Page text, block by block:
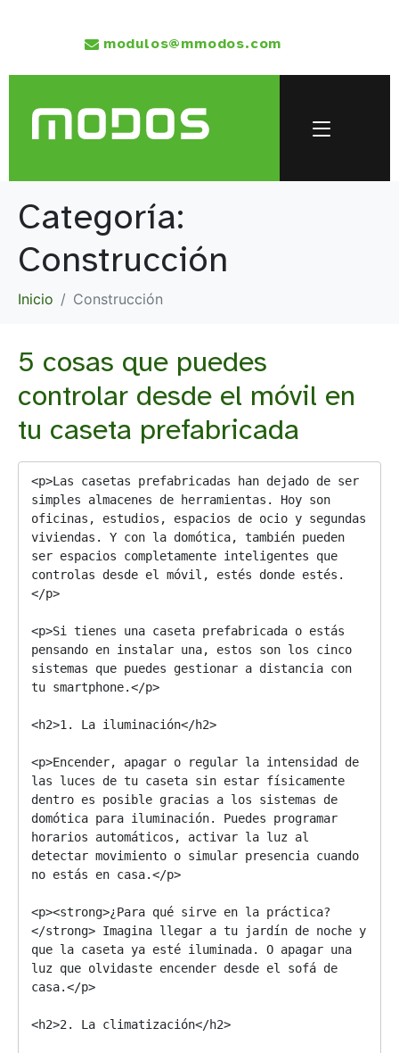
modulos@mmodos.com
Categoría:
Construcción
Inicio Construcción
5 cosas que puedes
controlar desde el móvil en
tu caseta prefabricada
<p>Las casetas prefabricadas han dejado de ser
simples almacenes de herramientas. Hoy son
oficinas, estudios, espacios de ocio y segundas
viviendas. Y con la domótica, también pueden
ser espacios completamente inteligentes que
controlas desde el móvil, estés donde estés.
</p>
<p>Si tienes una caseta prefabricada o estás
pensando en instalar una, estos son los cinco
sistemas que puedes gestionar a distancia con
tu smartphone.</p>
<h2>1. La iluminación</h2>
<p>Encender, apagar o regular la intensidad de
las luces de tu caseta sin estar físicamente
dentro es posible gracias a los sistemas de
domótica para iluminación. Puedes programar
horarios automáticos, activar la luz al
detectar movimiento o simular presencia cuando
no estás en casa.</p>
<p><strong>¿Para qué sirve en la práctica?
</strong> Imagina llegar a tu jardín de noche y
que la caseta ya esté iluminada. O apagar una
luz que olvidaste encender desde el sofá de
casa.</p>
<h2>2. La climatización</h2>